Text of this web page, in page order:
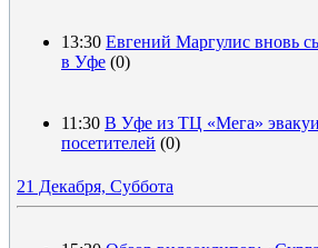
13:30 Евгений Маргулис вновь
в Уфе (0)
11:30 В Уфе из ТЦ «Мега»
посетителей (0)
21 Декабря, Суббота